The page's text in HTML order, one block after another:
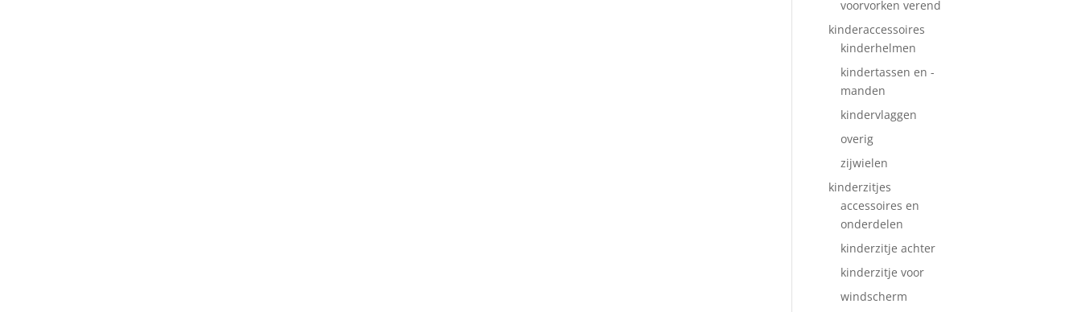
voorvorken verend
kinderaccessoires
kinderhelmen
kindertassen en -
manden
kindervlaggen
overig
zijwielen
kinderzitjes
accessoires en
onderdelen
kinderzitje achter
kinderzitje voor
windscherm